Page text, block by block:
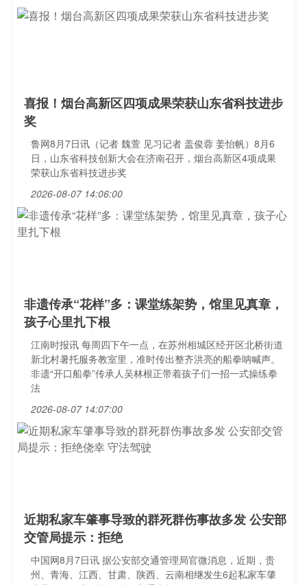
喜报！烟台高新区四项成果荣获山东省科技进步
奖
鲁网8月7日讯（记者 魏萱 见习记者 盖俊蓉 姜怡帆）8月6
日，山东省科技创新大会在济南召开，烟台高新区4项成果
荣获山东省科技进步奖
2026-08-07 14:06:00
非遗传承“花样”多：课堂练架势，馆里见真章，
孩子心里扎下根
江南时报讯 每周四下午一点，在苏州相城区经开区北桥街道
新北村暑托服务教室里，准时传出整齐洪亮的船拳呐喊声。
非遗“开口船拳”传承人吴林根正带着孩子们一招一式操练拳
法
2026-08-07 14:07:00
近期私家车肇事导致的群死群伤事故多发 公安部
交管局提示：拒绝
中国网8月7日讯 据公安部交通管理局官微消息，近期，贵
州、青海、江西、甘肃、陕西、云南相继发生6起私家车肇